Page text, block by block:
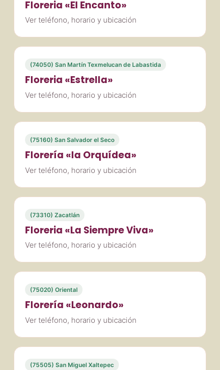
Floreria «El Encanto»
Ver teléfono, horario y ubicación
(74050) San Martín Texmelucan de Labastida
Floreria «Estrella»
Ver teléfono, horario y ubicación
(75160) San Salvador el Seco
Florería «la Orquídea»
Ver teléfono, horario y ubicación
(73310) Zacatlán
Floreria «La Siempre Viva»
Ver teléfono, horario y ubicación
(75020) Oriental
Florería «Leonardo»
Ver teléfono, horario y ubicación
(75505) San Miguel Xaltepec